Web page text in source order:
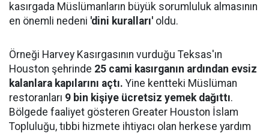
kasırgada Müslümanların büyük sorumluluk almasının
en önemli nedeni 'dini kuralları' oldu.
Örneği Harvey Kasırgasının vurduğu Teksas'ın
Houston şehrinde 25 cami kasırganın ardından evsiz
kalanlara kapılarını açtı. Yine kentteki Müslüman
restoranları 9 bin kişiye ücretsiz yemek dağıttı.
Bölgede faaliyet gösteren Greater Houston İslam
Topluluğu, tıbbi hizmete ihtiyacı olan herkese yardım